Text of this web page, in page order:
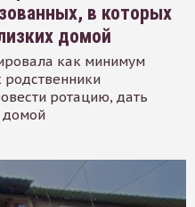
в которых
домой
как минимум
родственники
ротацию, дать
домой